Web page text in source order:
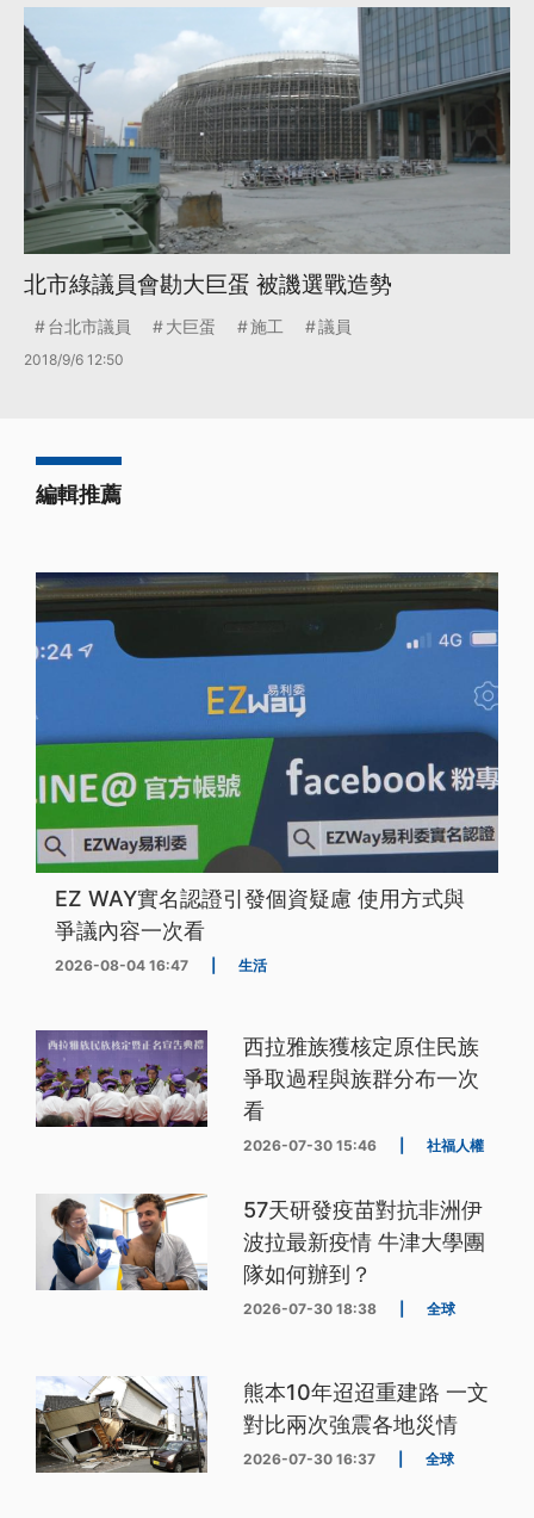
北市綠議員會勘大巨蛋 被譏選戰造勢
台北市議員 大巨蛋 施工 議員
2018/9/6 12:50
編輯推薦
EZ WAY實名認證引發個資疑慮 使用方式與
爭議內容一次看
2026-08-04 16:47 生活
西拉雅族獲核定原住民族
爭取過程與族群分布一次
看
2026-07-30 15:46 社福人權
57天研發疫苗對抗非洲伊
波拉最新疫情 牛津大學團
隊如何辦到？
2026-07-30 18:38 全球
熊本10年迢迢重建路 一文
對比兩次強震各地災情
2026-07-30 16:37 全球